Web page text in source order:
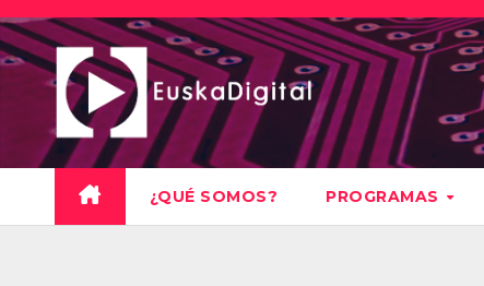
Saltar
al
contenido
¿QUÉ SOMOS? PROGRAMAS